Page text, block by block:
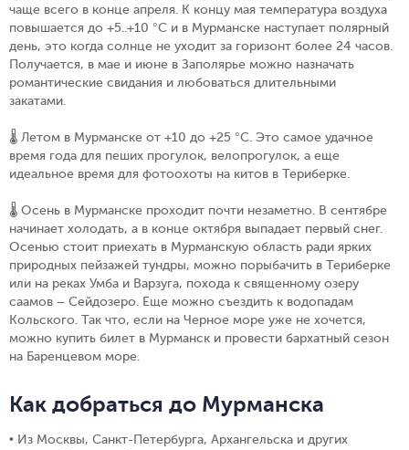
чаще всего в конце апреля. К концу мая температура воздуха
повышается до +5..+10 °C и в Мурманске наступает полярный
день, это когда солнце не уходит за горизонт более 24 часов.
Получается, в мае и июне в Заполярье можно назначать
романтические свидания и любоваться длительными
закатами.
🌡️ Летом в Мурманске от +10 до +25 °C. Это самое удачное
время года для пеших прогулок, велопрогулок, а еще
идеальное время для фотоохоты на китов в Териберке.
🌡️ Осень в Мурманске проходит почти незаметно. В сентябре
начинает холодать, а в конце октября выпадает первый снег.
Осенью стоит приехать в Мурманскую область ради ярких
природных пейзажей тундры, можно порыбачить в Териберке
или на реках Умба и Варзуга, похода к священному озеру
саамов – Сейдозеро. Еще можно съездить к водопадам
Кольского. Так что, если на Черное море уже не хочется,
можно купить билет в Мурманск и провести бархатный сезон
на Баренцевом море.
Как добраться до Мурманска
• Из Москвы, Санкт-Петербурга, Архангельска и других